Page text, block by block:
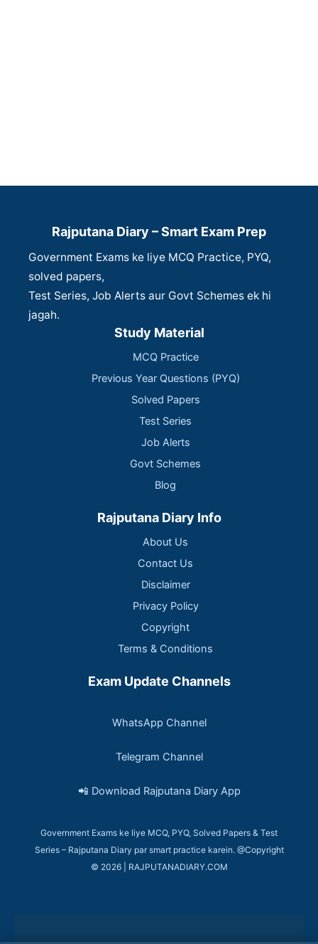
Rajputana Diary – Smart Exam Prep
Government Exams ke liye MCQ Practice, PYQ,
solved papers,
Test Series, Job Alerts aur Govt Schemes ek hi
jagah.
Study Material
MCQ Practice
Previous Year Questions (PYQ)
Solved Papers
Test Series
Job Alerts
Govt Schemes
Blog
Rajputana Diary Info
About Us
Contact Us
Disclaimer
Privacy Policy
Copyright
Terms & Conditions
Exam Update Channels
WhatsApp Channel
Telegram Channel
📲 Download Rajputana Diary App
Government Exams ke liye MCQ, PYQ, Solved Papers & Test
Series – Rajputana Diary par smart practice karein. @Copyright
© 2026 | RAJPUTANADIARY.COM